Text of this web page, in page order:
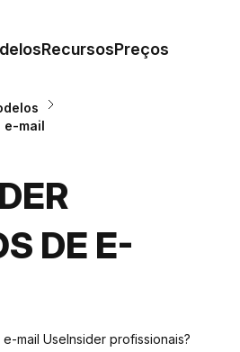
RecursosPreços
e-mail
DE E-
mail UseInsider profissionais?